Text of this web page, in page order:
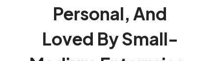
Personal, And
Loved By Small-